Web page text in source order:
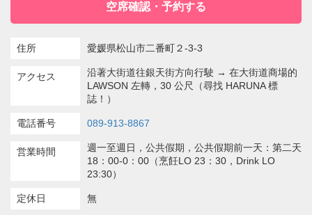
空席確認・予約する
住所 愛媛県松山市二番町２-3-3
アクセス
沿著大街道往銀天街方向行駛 → 在大街道商場的
LAWSON 左轉，30 公尺（尋找 HARUNA 標
誌！）
電話番号 089-913-8867
営業時間
週一至週日，公共假期，公共假期前一天：第二天
18：00-0：00（烹飪LO 23：30，Drink LO
23:30）
定休日 無